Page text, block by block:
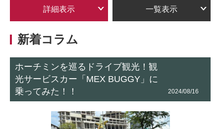
詳細表示 一覧表示
新着コラム
ホーチミンを巡るドライブ観光！観
光サービスカー「MEX BUGGY」に
乗ってみた！！
2024/08/16